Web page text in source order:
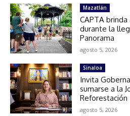
Mazatlán
CAPTA
durante la
Panorama
agosto 5, 2026
Sinaloa
Invita
sumarse a la
Reforestación
agosto 5, 2026